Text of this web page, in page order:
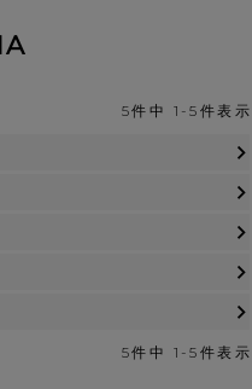
5件中 1 -5 件表示
5件中 1 -5 件表示